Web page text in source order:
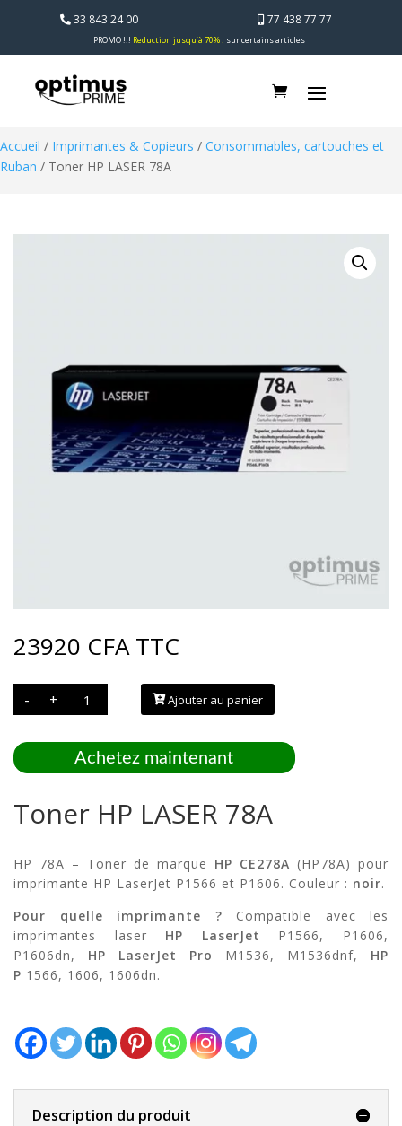
33 843 24 00 77 438 77 77
PROMO !!! Reduction jusqu’à 70% ! sur certains articles
Accueil / Imprimantes & Copieurs / Consommables, cartouches et
Ruban / Toner HP LASER 78A
23920 CFA TTC
-
quantité
Toner
LASER
78A
+ Ajouter au panier
Achetez maintenant
Toner HP LASER 78A
HP 78A – Toner de marque HP CE278A (HP78A) pour
imprimante HP LaserJet P1566 et P1606. Couleur : noir.
Pour quelle imprimante ? Compatible avec les
imprimantes laser HP LaserJet P1566, P1606,
P1606dn, HP LaserJet Pro M1536, M1536dnf, HP
P 1566, 1606, 1606dn.
Description du produit